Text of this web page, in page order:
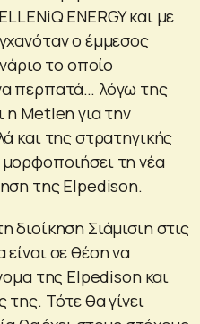
ENERGY και με
ο έμμεσος
το οποίο
περπατά… λόγω της
η Metlen για την
και της στρατηγικής
μορφοποιήσει τη νέα
της Elpedison.
Σιάμισιη στις
σε θέση να
της Elpedison και
Τότε θα γίνει